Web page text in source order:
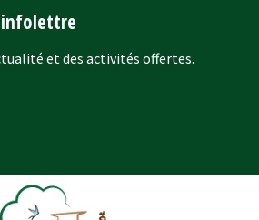
et des activités offertes.